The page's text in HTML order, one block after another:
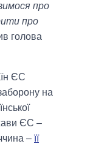
про
про
голова
ЄС
на
ЄС –
– її